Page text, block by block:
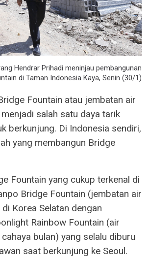
Hendrar Prihadi meninjau pembangunan
di Taman Indonesia Kaya, Senin (30/1)
Fountain atau jembatan air
salah satu daya tarik
berkunjung. Di Indonesia sendiri,
yang membangun Bridge
Fountain yang cukup terkenal di
Bridge Fountain (jembatan air
Korea Selatan dengan
Rainbow Fountain (air
bulan) yang selalu diburu
saat berkunjung ke Seoul.